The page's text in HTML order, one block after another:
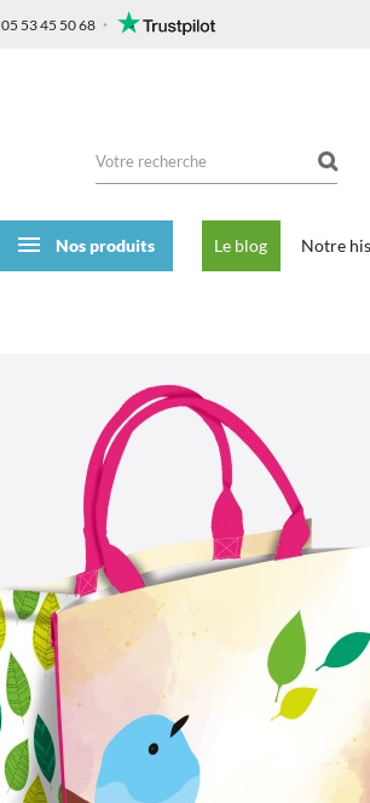
05 53 45 50 68
Nos produits Le blog Notre